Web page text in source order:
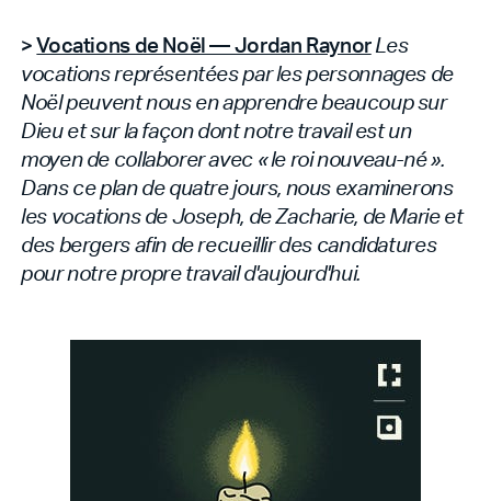
>Vocations de Noël — Jordan RaynorLes
vocations représentées par les personnages de
Noël peuvent nous en apprendre beaucoup sur
Dieu et sur la façon dont notre travail est un
moyen de collaborer avec « le roi nouveau-né ».
Dans ce plan de quatre jours, nous examinerons
les vocations de Joseph, de Zacharie, de Marie et
des bergers afin de recueillir des candidatures
pour notre propre travail d'aujourd'hui.